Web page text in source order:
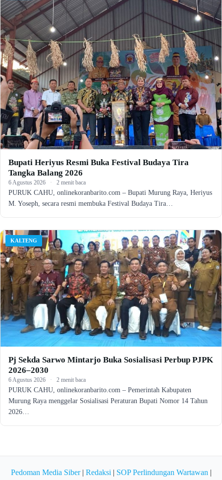
Bupati Heriyus Resmi Buka Festival Budaya Tira
Tangka Balang 2026
6 Agustus 2026 · 2 menit baca
PURUK CAHU, onlinekoranbarito.com – Bupati Murung Raya, Heriyus
M. Yoseph, secara resmi membuka Festival Budaya Tira…
KALTENG
Pj Sekda Sarwo Mintarjo Buka Sosialisasi Perbup PJPK
2026–2030
6 Agustus 2026 · 2 menit baca
PURUK CAHU, onlinekoranbarito.com – Pemerintah Kabupaten
Murung Raya menggelar Sosialisasi Peraturan Bupati Nomor 14 Tahun
2026…
Pedoman Media Siber| Redaksi | SOP Perlindungan Wartawan |